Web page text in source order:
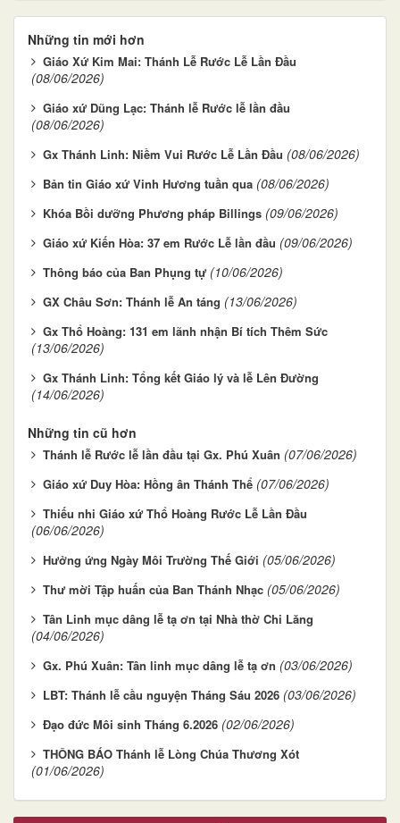
Những tin mới hơn
Giáo Xứ Kim Mai: Thánh Lễ Rước Lễ Lần Đầu
(08/06/2026)
Giáo xứ Dũng Lạc: Thánh lễ Rước lễ lần đầu
(08/06/2026)
Gx Thánh Linh: Niềm Vui Rước Lễ Lần Đầu (08/06/2026)
Bản tin Giáo xứ Vinh Hương tuần qua (08/06/2026)
Khóa Bồi dưỡng Phương pháp Billings (09/06/2026)
Giáo xứ Kiến Hòa: 37 em Rước Lễ lần đầu (09/06/2026)
Thông báo của Ban Phụng tự (10/06/2026)
GX Châu Sơn: Thánh lễ An táng (13/06/2026)
Gx Thổ Hoàng: 131 em lãnh nhận Bí tích Thêm Sức
(13/06/2026)
Gx Thánh Linh: Tổng kết Giáo lý và lễ Lên Đường
(14/06/2026)
Những tin cũ hơn
Thánh lễ Rước lễ lần đầu tại Gx. Phú Xuân (07/06/2026)
Giáo xứ Duy Hòa: Hồng ân Thánh Thể (07/06/2026)
Thiếu nhi Giáo xứ Thổ Hoàng Rước Lễ Lần Đầu
(06/06/2026)
Hưởng ứng Ngày Môi Trường Thế Giới (05/06/2026)
Thư mời Tập huấn của Ban Thánh Nhạc (05/06/2026)
Tân Linh mục dâng lễ tạ ơn tại Nhà thờ Chi Lăng
(04/06/2026)
Gx. Phú Xuân: Tân linh mục dâng lễ tạ ơn (03/06/2026)
LBT: Thánh lễ cầu nguyện Tháng Sáu 2026 (03/06/2026)
Đạo đức Môi sinh Tháng 6.2026 (02/06/2026)
THÔNG BÁO Thánh lễ Lòng Chúa Thương Xót
(01/06/2026)